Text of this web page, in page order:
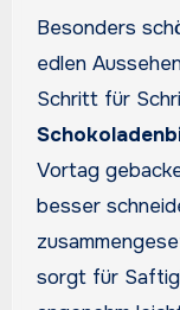
Besonders
edlen
Schritt für
Vortag
besser
sorgt für